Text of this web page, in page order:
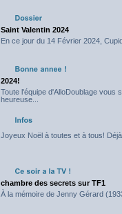
Saint Valentin 2024
En ce jour du 14 Février 2024,
2024!
Toute l'équipe d'AlloDoublage vous
heureuse...
Joyeux Noël à toutes et à tous! Déjà
chambre des secrets sur TF1
À la mémoire de Jenny Gérard